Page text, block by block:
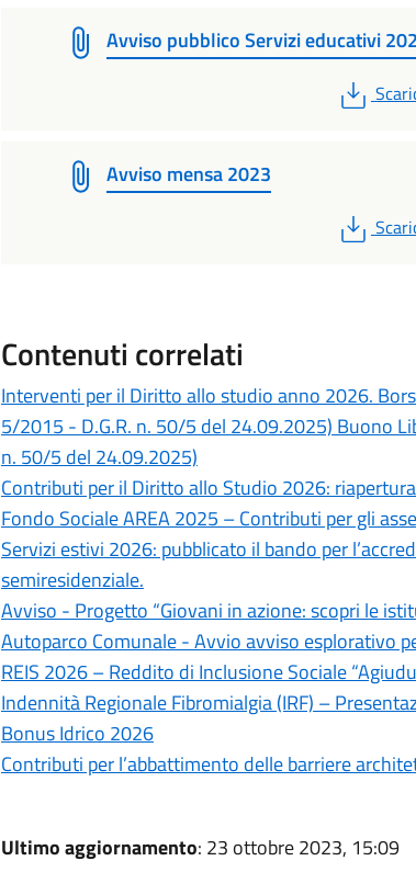
Avviso pubblico Servizi educativi
PDF
Avviso mensa 2023
PDF
Contenuti correlati
Interventi per il Diritto allo studio anno 2026.
5/2015 - D.G.R. n. 50/5 del 24.09.2025) Buono
n. 50/5 del 24.09.2025)
Contributi per il Diritto allo Studio 2026:
Fondo Sociale AREA 2025 – Contributi per gli
Servizi estivi 2026: pubblicato il bando per
semiresidenziale.
Avviso - Progetto “Giovani in azione: scopri le
Autoparco Comunale - Avvio avviso esplorativo
REIS 2026 – Reddito di Inclusione Sociale
Indennità Regionale Fibromialgia (IRF) –
Bonus Idrico 2026
Contributi per l’abbattimento delle barriere
Ultimo aggiornamento: 23 ottobre 2023, 15:09